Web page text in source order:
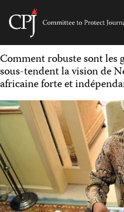
Skip
to
content
Committee
Protect
Journalists
Comment robuste sont
sous-tendent la vision de
africaine forte et